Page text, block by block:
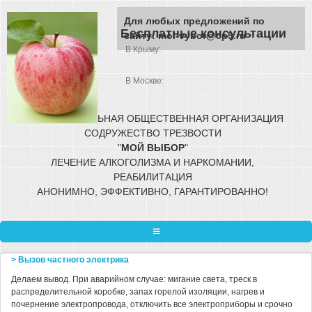
Перейти к основному содержанию
МЕЖРЕГИОНАЛЬНАЯ ОБЩЕСТВЕННАЯ ОРГАНИЗАЦИЯ
СОДРУЖЕСТВО ТРЕЗВОСТИ
"МОЙ ВЫБОР"
ЛЕЧЕНИЕ АЛКОГОЛИЗМА И НАРКОМАНИИ,
РЕАБИЛИТАЦИЯ
АНОНИМНО, ЭФФЕКТИВНО, ГАРАНТИРОВАННО!
Бесплатные консультации
В Крыму:
В Москве:
ГЛАВНАЯ
ЛЕЧЕНИЕ ЗАВИСИМОСТИ
> Вызов частного электрика
Делаем вывод. При аварийном случае: мигание света, треск в
распределительной коробке, запах горелой изоляции, нагрев и
почернение электропровода, отключить все электроприборы и срочно
Для любых предложений по
сайту: moi-vybor@cp9.ru